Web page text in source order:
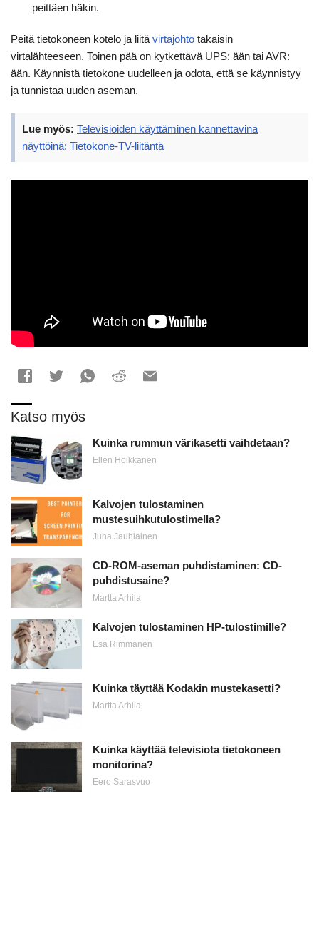
peittäen häkin.
Peitä tietokoneen kotelo ja liitä virtajohto takaisin
virtalähteeseen. Toinen pää on kytkettävä UPS: ään tai AVR:
ään. Käynnistä tietokone uudelleen ja odota, että se käynnistyy
ja tunnistaa uuden aseman.
Lue myös: Televisioiden käyttäminen kannettavina
näyttöinä: Tietokone-TV-liitäntä
Katso myös
Kuinka rummun värikasetti vaihdetaan?
Ellen Hoikkanen
Kalvojen tulostaminen
mustesuihkutulostimella?
Juha Jauhiainen
CD-ROM-aseman puhdistaminen: CD-
puhdistusaine?
Martta Arhila
Kalvojen tulostaminen HP-tulostimille?
Esa Rimmanen
Kuinka täyttää Kodakin mustekasetti?
Martta Arhila
Kuinka käyttää televisiota tietokoneen
monitorina?
Eero Sarasvuo